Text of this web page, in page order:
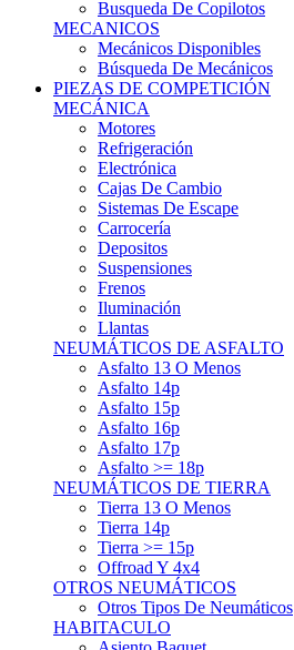
Busqueda De Copilotos
MECANICOS
Mecánicos Disponibles
Búsqueda De Mecánicos
PIEZAS DE COMPETICIÓN
MECÁNICA
Motores
Refrigeración
Electrónica
Cajas De Cambio
Sistemas De Escape
Carrocería
Depositos
Suspensiones
Frenos
Iluminación
Llantas
NEUMÁTICOS DE ASFALTO
Asfalto 13 O Menos
Asfalto 14p
Asfalto 15p
Asfalto 16p
Asfalto 17p
Asfalto >= 18p
NEUMÁTICOS DE TIERRA
Tierra 13 O Menos
Tierra 14p
Tierra >= 15p
Offroad Y 4x4
OTROS NEUMÁTICOS
Otros Tipos De Neumáticos
HABITACULO